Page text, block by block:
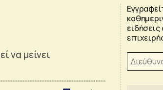
να μείνει
ειδήσεις